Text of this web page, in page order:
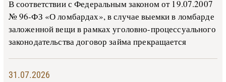
В со­о­т­вет­ствии с Фе­де­раль­ным за­ко­ном от 19.07.2007
№ 96-ФЗ «О ло­м­бар­дах», в слу­чае вы­е­м­ки в ло­м­бар­де
за­ло­жен­ной ве­щи в ра­м­ках уго­ло­в­но-­про­цес­су­аль­но­го
за­ко­но­да­тель­ства до­го­вор зай­ма пре­кра­ща­ет­ся
31.07.2026